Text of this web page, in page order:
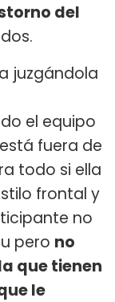
del
juzgándola
el equipo
fuera de
todo si ella
frontal y
no
pero no
que tienen
le